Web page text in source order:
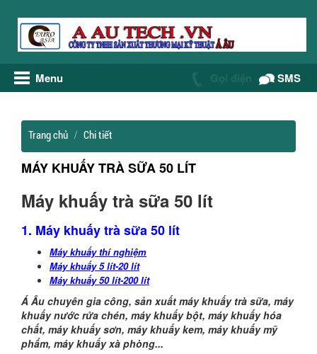
Menu SMS
Trang chủ Chi tiết
MÁY KHUẤY TRÀ SỮA 50 LÍT
Máy khuấy trà sữa 50 lít
1. Máy khuấy trà sữa 50 lít
Máy khuấy thí nghiệm
Máy khuấy 5 lít-20 lít
Máy khuấy 50 lít-200 lít
Á Âu chuyên gia công, sản xuất máy khuấy trà sữa, máy
khuấy nước rửa chén, máy khuấy bột, máy khuấy hóa
chất, máy khuấy sơn, máy khuấy kem, máy khuấy mỹ
phẩm, máy khuấy xà phòng...